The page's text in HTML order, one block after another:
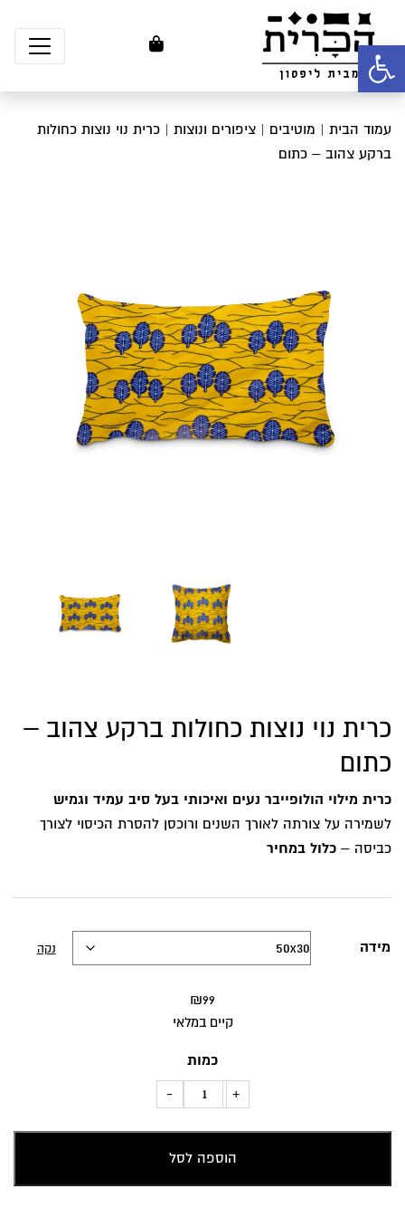
פתח סרגל נגישות
עמוד הבית | מוטיבים | ציפורים ונוצות | כרית נוי נוצות כחולות
ברקע צהוב – כתום
כרית נוי נוצות כחולות ברקע צהוב –
כתום
כרית מילוי הולופייבר נעים ואיכותי בעל סיב עמיד וגמיש
לשמירה על צורתה לאורך השנים ורוכסן להסרת הכיסוי לצורך
כביסה – כלול במחיר
מידה נקה
₪99
קיים במלאי
כמות
+
כמות
נוי
נוצות
-
הוספה לסל